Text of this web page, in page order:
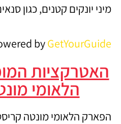
מיני יונקים קטנים, כגון
byGetYourGuide
האטרקציות
הלאומי
הפארק הלאומי מונטה